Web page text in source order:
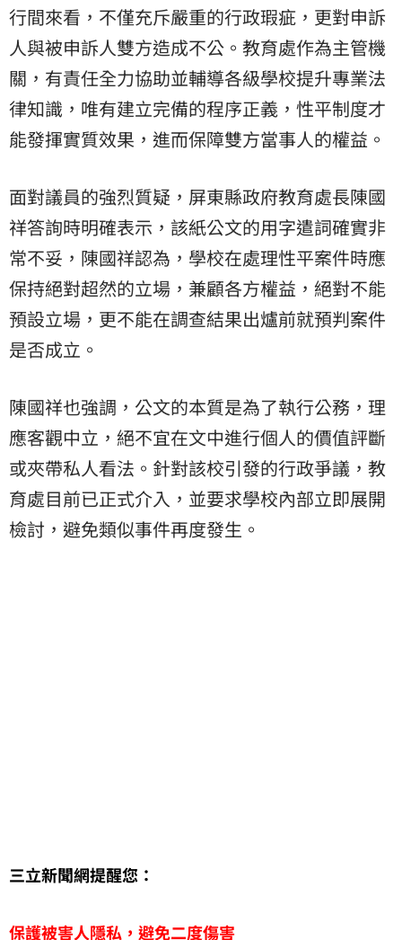
行間來看，不僅充斥嚴重的行政瑕疵，更對申訴
人與被申訴人雙方造成不公。教育處作為主管機
關，有責任全力協助並輔導各級學校提升專業法
律知識，唯有建立完備的程序正義，性平制度才
能發揮實質效果，進而保障雙方當事人的權益。
面對議員的強烈質疑，屏東縣政府教育處長陳國
祥答詢時明確表示，該紙公文的用字遣詞確實非
常不妥，陳國祥認為，學校在處理性平案件時應
保持絕對超然的立場，兼顧各方權益，絕對不能
預設立場，更不能在調查結果出爐前就預判案件
是否成立。
陳國祥也強調，公文的本質是為了執行公務，理
應客觀中立，絕不宜在文中進行個人的價值評斷
或夾帶私人看法。針對該校引發的行政爭議，教
育處目前已正式介入，並要求學校內部立即展開
檢討，避免類似事件再度發生。
三立新聞網提醒您：
保護被害人隱私，避免二度傷害